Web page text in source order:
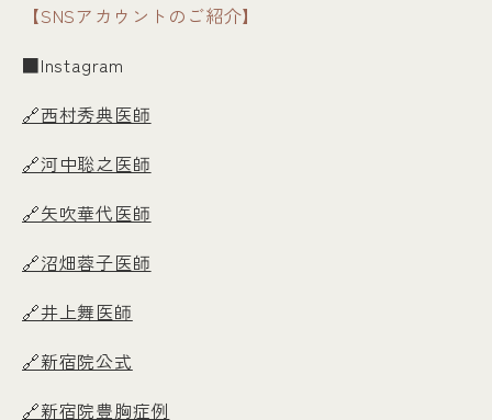
【SNSアカウントのご紹介】
■Instagram
🔗西村秀典医師
🔗河中聡之医師
🔗矢吹華代医師
🔗沼畑蓉子医師
🔗井上舞医師
🔗新宿院公式
🔗新宿院豊胸症例